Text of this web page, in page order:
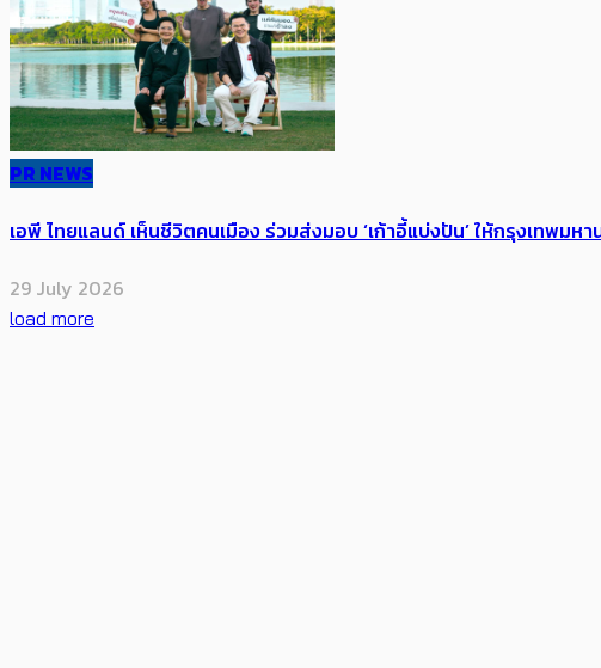
PR NEWS
เอพี ไทยแลนด์ เห็นชีวิตคนเมือง ร่วมส่งมอบ ‘เก้าอี้แบ่งปัน’ ให้กรุงเทพมห
29 July 2026
load more